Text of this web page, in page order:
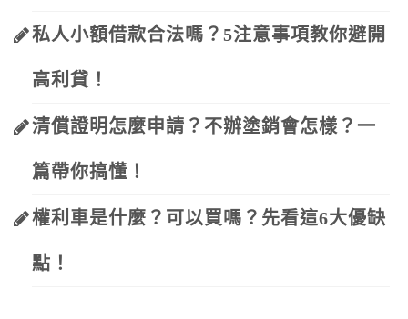
私人小額借款合法嗎？5注意事項教你避開
高利貸！
清償證明怎麼申請？不辦塗銷會怎樣？一
篇帶你搞懂！
權利車是什麼？可以買嗎？先看這6大優缺
點！